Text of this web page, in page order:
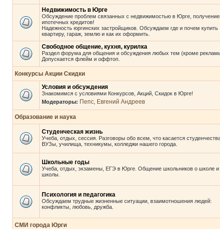
Недвижимость в Юрге
Обсуждение проблем связанных с недвижимостью в Юрге,
ипотечных кредитов!
Надежность юргинских застройщиков. Обсуждаем где и почем купить
квартиру, гараж, землю и как их оформить.
Свободное общение, кухня, курилка
Раздел форума для общения и обсуждения любых тем (кроме
Допускается флейм и оффтоп.
Конкурсы Акции Скидки
Условия и обсуждения
Знакомимся с условиями Конкурсов, Акций, Скидок в Юрге!
Модераторы: Пепс Евгений Андреев
Образование и наука
Студенческая жизнь
Учеба, отдых, сессия. Разговоры обо всем, что касается
ВУЗы, училища, техникумы, колледжи нашего города.
Школьные годы
Учеба, отдых, экзамены, ЕГЭ в Юрге. Общение школьников о школе и
школы.
Психология и педагогика
Обсуждаем трудные жизненные ситуации, взаимотношения людей:
конфликты, любовь, дружба.
СМИ города Юрги